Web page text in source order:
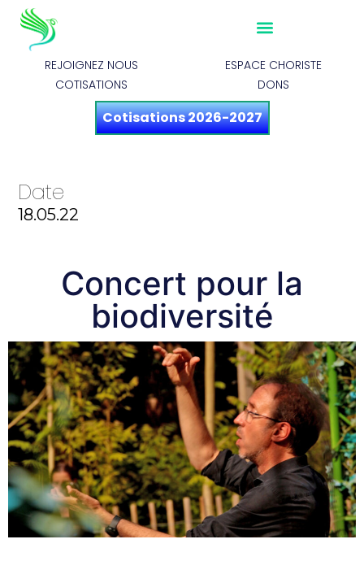
REJOIGNEZ NOUS
ESPACE CHORISTE
COTISATIONS
DONS
Cotisations 2026-2027
Date
18.05.22
Concert pour la
biodiversité